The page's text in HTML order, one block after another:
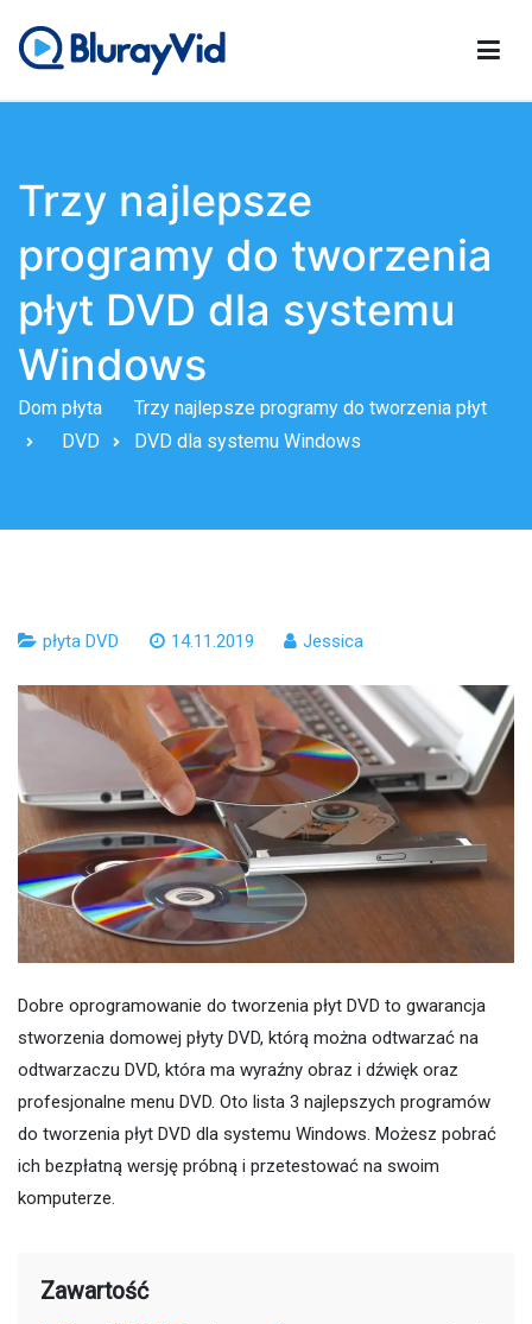
Blu-rayVid
Trzy najlepsze
programy do tworzenia
płyt DVD dla systemu
Windows
Dom płyta
DVD
Trzy najlepsze programy do tworzenia płyt
DVD dla systemu Windows
płyta DVD 14.11.2019 Jessica
Dobre oprogramowanie do tworzenia płyt DVD to gwarancja
stworzenia domowej płyty DVD, którą można odtwarzać na
odtwarzaczu DVD, która ma wyraźny obraz i dźwięk oraz
profesjonalne menu DVD. Oto lista 3 najlepszych programów
do tworzenia płyt DVD dla systemu Windows. Możesz pobrać
ich bezpłatną wersję próbną i przetestować na swoim
komputerze.
Zawartość